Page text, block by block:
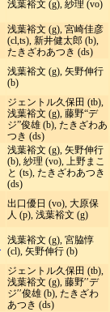
浅葉裕文 (g), 紗理 (vo)
浅葉裕文 (g), 宮崎佳彦
(cl,ts), 新井健太郎 (b),
たきざわあつき (ds)
浅葉裕文 (g), 矢野伸行
(b)
ジェントル久保田 (tb),
浅葉裕文 (g), 藤野“デ
ジ”俊雄 (b), たきざわあ
つき (ds)
浅葉裕文 (g), 矢野伸行
(b), 紗理 (vo), 上野まこ
と (ts), たきざわあつき
(ds)
出口優日 (vo), 大原保
人 (p), 浅葉裕文 (g)
浅葉裕文 (g), 宮脇惇
(cl), 矢野伸行 (b)
ジェントル久保田 (tb),
浅葉裕文 (g), 藤野′′デ
ジ′′俊雄 (b), たきざわ
あつき (ds)